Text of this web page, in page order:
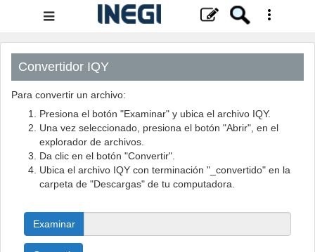
Menú
navegación
Convertidor IQY
Para convertir un archivo:
Presiona el botón "Examinar" y ubica el archivo IQY.
Una vez seleccionado, presiona el botón "Abrir", en el
explorador de archivos.
Da clic en el botón "Convertir".
Ubica el archivo IQY con terminación "_convertido" en la
carpeta de "Descargas" de tu computadora.
Examinar